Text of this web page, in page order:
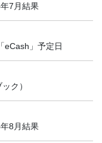
7月結果
eCash」予定日
ク）
8月結果